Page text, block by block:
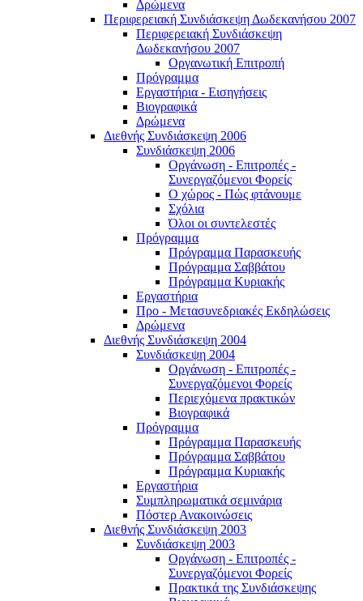
Δρώμενα
Περιφερειακή Συνδιάσκεψη Δωδεκανήσου 2007
Περιφερειακή Συνδιάσκεψη
Δωδεκανήσου 2007
Οργανωτική Επιτροπή
Πρόγραμμα
Εργαστήρια - Εισηγήσεις
Βιογραφικά
Δρώμενα
Διεθνής Συνδιάσκεψη 2006
Συνδιάσκεψη 2006
Οργάνωση - Επιτροπές -
Συνεργαζόμενοι Φορείς
Ο χώρος - Πώς φτάνουμε
Σχόλια
Όλοι οι συντελεστές
Πρόγραμμα
Πρόγραμμα Παρασκευής
Πρόγραμμα Σαββάτου
Πρόγραμμα Κυριακής
Εργαστήρια
Προ - Μετασυνεδριακές Εκδηλώσεις
Δρώμενα
Διεθνής Συνδιάσκεψη 2004
Συνδιάσκεψη 2004
Οργάνωση - Επιτροπές -
Συνεργαζόμενοι Φορείς
Περιεχόμενα πρακτικών
Βιογραφικά
Πρόγραμμα
Πρόγραμμα Παρασκευής
Πρόγραμμα Σαββάτου
Πρόγραμμα Κυριακής
Εργαστήρια
Συμπληρωματικά σεμινάρια
Πόστερ Ανακοινώσεις
Διεθνής Συνδιάσκεψη 2003
Συνδιάσκεψη 2003
Οργάνωση - Επιτροπές -
Συνεργαζόμενοι Φορείς
Πρακτικά της Συνδιάσκεψης